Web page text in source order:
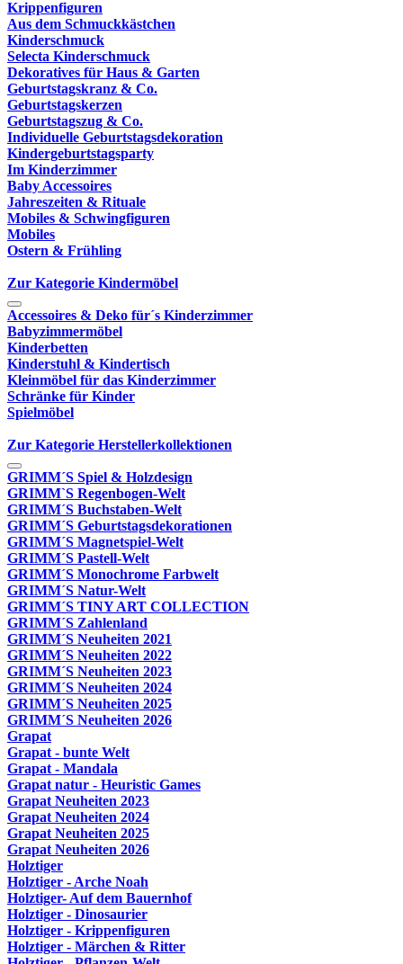
Krippenfiguren
Aus dem Schmuckkästchen
Kinderschmuck
Selecta Kinderschmuck
Dekoratives für Haus & Garten
Geburtstagskranz & Co.
Geburtstagskerzen
Geburtstagszug & Co.
Individuelle Geburtstagsdekoration
Kindergeburtstagsparty
Im Kinderzimmer
Baby Accessoires
Jahreszeiten & Rituale
Mobiles & Schwingfiguren
Mobiles
Ostern & Frühling
Zur Kategorie Kindermöbel
Accessoires & Deko für´s Kinderzimmer
Babyzimmermöbel
Kinderbetten
Kinderstuhl & Kindertisch
Kleinmöbel für das Kinderzimmer
Schränke für Kinder
Spielmöbel
Zur Kategorie Herstellerkollektionen
GRIMM´S Spiel & Holzdesign
GRIMM`S Regenbogen-Welt
GRIMM´S Buchstaben-Welt
GRIMM´S Geburtstagsdekorationen
GRIMM´S Magnetspiel-Welt
GRIMM´S Pastell-Welt
GRIMM´S Monochrome Farbwelt
GRIMM´S Natur-Welt
GRIMM´S TINY ART COLLECTION
GRIMM´S Zahlenland
GRIMM´S Neuheiten 2021
GRIMM´S Neuheiten 2022
GRIMM´S Neuheiten 2023
GRIMM´S Neuheiten 2024
GRIMM´S Neuheiten 2025
GRIMM´S Neuheiten 2026
Grapat
Grapat - bunte Welt
Grapat - Mandala
Grapat natur - Heuristic Games
Grapat Neuheiten 2023
Grapat Neuheiten 2024
Grapat Neuheiten 2025
Grapat Neuheiten 2026
Holztiger
Holztiger - Arche Noah
Holztiger- Auf dem Bauernhof
Holztiger - Dinosaurier
Holztiger - Krippenfiguren
Holztiger - Märchen & Ritter